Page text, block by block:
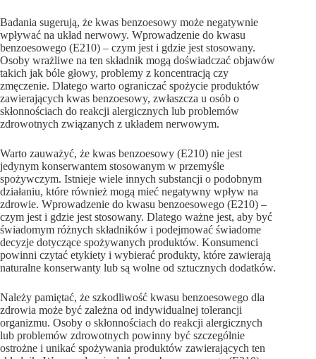
Badania sugerują, że kwas benzoesowy może negatywnie
wpływać na układ nerwowy. Wprowadzenie do kwasu
benzoesowego (E210) – czym jest i gdzie jest stosowany.
Osoby wrażliwe na ten składnik mogą doświadczać objawów
takich jak bóle głowy, problemy z koncentracją czy
zmęczenie. Dlatego warto ograniczać spożycie produktów
zawierających kwas benzoesowy, zwłaszcza u osób o
skłonnościach do reakcji alergicznych lub problemów
zdrowotnych związanych z układem nerwowym.
Warto zauważyć, że kwas benzoesowy (E210) nie jest
jedynym konserwantem stosowanym w przemyśle
spożywczym. Istnieje wiele innych substancji o podobnym
działaniu, które również mogą mieć negatywny wpływ na
zdrowie. Wprowadzenie do kwasu benzoesowego (E210) –
czym jest i gdzie jest stosowany. Dlatego ważne jest, aby być
świadomym różnych składników i podejmować świadome
decyzje dotyczące spożywanych produktów. Konsumenci
powinni czytać etykiety i wybierać produkty, które zawierają
naturalne konserwanty lub są wolne od sztucznych dodatków.
Należy pamiętać, że szkodliwość kwasu benzoesowego dla
zdrowia może być zależna od indywidualnej tolerancji
organizmu. Osoby o skłonnościach do reakcji alergicznych
lub problemów zdrowotnych powinny być szczególnie
ostrożne i unikać spożywania produktów zawierających ten